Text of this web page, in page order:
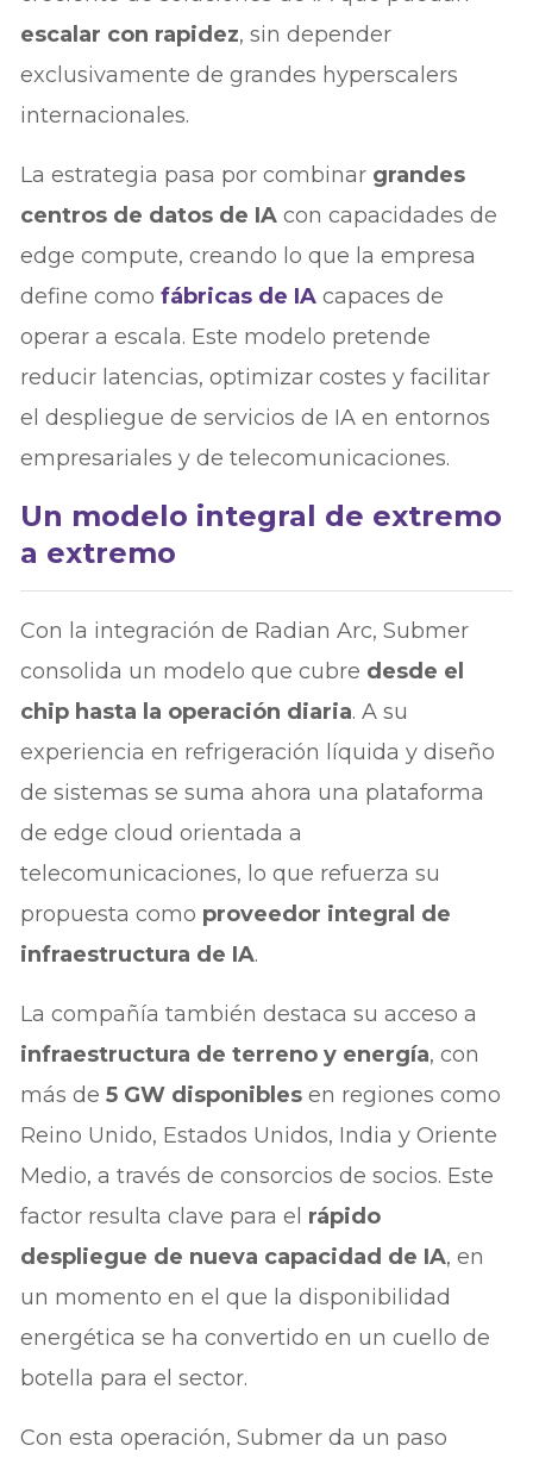
escalar con rapidez, sin depender
exclusivamente de grandes hyperscalers
internacionales.
La estrategia pasa por combinar grandes
centros de datos de IA con capacidades de
edge compute, creando lo que la empresa
define comofábricas de IA capaces de
operar a escala. Este modelo pretende
reducir latencias, optimizar costes y facilitar
el despliegue de servicios de IA en entornos
empresariales y de telecomunicaciones.
Un modelo integral de extremo
a extremo
Con la integración de Radian Arc, Submer
consolida un modelo que cubre desde el
chip hasta la operación diaria. A su
experiencia en refrigeración líquida y diseño
de sistemas se suma ahora una plataforma
de edge cloud orientada a
telecomunicaciones, lo que refuerza su
propuesta como proveedor integral de
infraestructura de IA.
La compañía también destaca su acceso a
infraestructura de terreno y energía, con
más de5 GW disponibles en regiones como
Reino Unido, Estados Unidos, India y Oriente
Medio, a través de consorcios de socios. Este
factor resulta clave para el rápido
despliegue de nueva capacidad de IA, en
un momento en el que la disponibilidad
energética se ha convertido en un cuello de
botella para el sector.
Con esta operación, Submer da un paso